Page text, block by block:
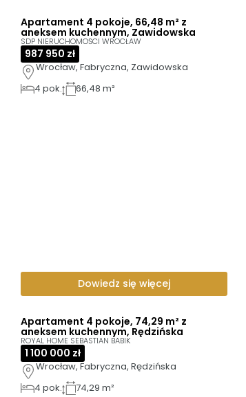
Apartament 4 pokoje, 66,48 m² z
aneksem kuchennym, Zawidowska
SDP NIERUCHOMOŚCI WROCŁAW
987 950 zł
Wrocław, Fabryczna, Zawidowska
4 pok. 66,48 m²
Dowiedz się więcej
Apartament 4 pokoje, 74,29 m² z
aneksem kuchennym, Rędzińska
ROYAL HOME SEBASTIAN BABIK
1 100 000 zł
Wrocław, Fabryczna, Rędzińska
4 pok. 74,29 m²